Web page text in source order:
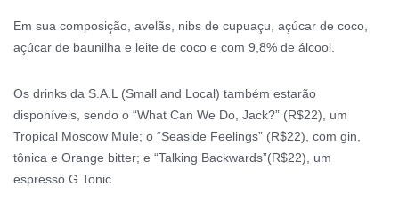
Em sua composição, avelãs, nibs de cupuaçu, açúcar de coco,
açúcar de baunilha e leite de coco e com 9,8% de álcool.
Os drinks da S.A.L (Small and Local) também estarão
disponíveis, sendo o “What Can We Do, Jack?” (R$22), um
Tropical Moscow Mule; o “Seaside Feelings” (R$22), com gin,
tônica e Orange bitter; e “Talking Backwards”(R$22), um
espresso G Tonic.